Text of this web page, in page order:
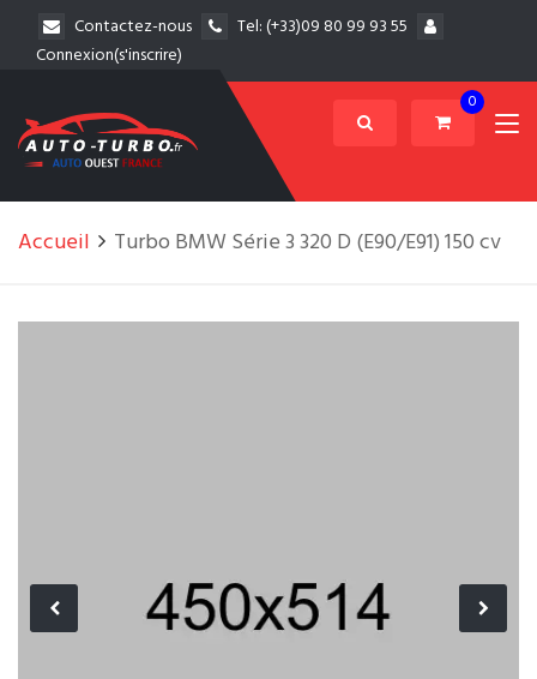
Contactez-nous Tel:(+33)09 80 99 93 55
Connexion(s'inscrire)
0
Accueil Turbo BMW Série 3 320 D (E90/E91) 150 cv